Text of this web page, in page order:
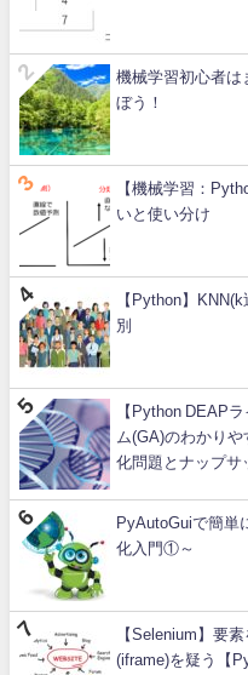
機械学習初心者は
ぼう！
【機械学習：
いと使い分け
【Python】
別
【Python DEAP
ム(GA)のわかり
化問題とナップサ
PyAutoGuiで簡単
化入門①～
【Selenium】要
(iframe)を疑う【